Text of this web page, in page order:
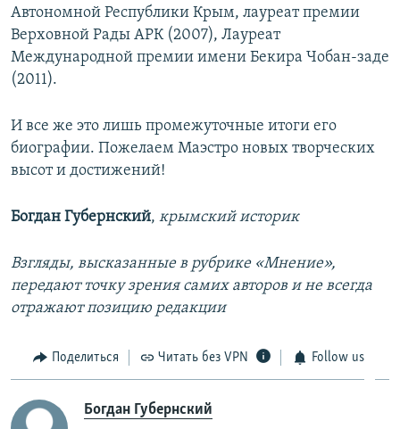
Автономной Республики Крым, лауреат премии
Верховной Рады АРК (2007), Лауреат
Международной премии имени Бекира Чобан-заде
(2011).
И все же это лишь промежуточные итоги его
биографии. Пожелаем Маэстро новых творческих
высот и достижений!
Богдан Губернский, крымский историк
Взгляды, высказанные в рубрике «Мнение»,
передают точку зрения самих авторов и не всегда
отражают позицию редакции​
Поделиться Читать без VPN Follow us
Богдан Губернский